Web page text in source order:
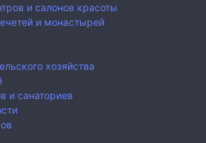
и салонов красоты
и монастырей
хозяйства
и санаториев